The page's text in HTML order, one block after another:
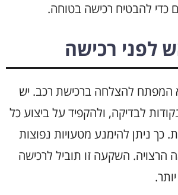
כדי להבטיח רכישה בטוחה.
לפני רכישה
המפתח להצלחה ברכישת רכב. יש
לבדיקה, ולהקפיד על ביצוע כל
כך ניתן להימנע מטעויות נפוצות
הרצויה. השקעה זו תוביל לרכישה